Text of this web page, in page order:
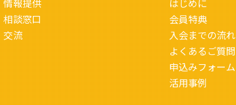
情報提供
相談窓口
交流
はじめに
会員特典
入会までの流れ
よくあるご質問
申込みフォーム
活用事例